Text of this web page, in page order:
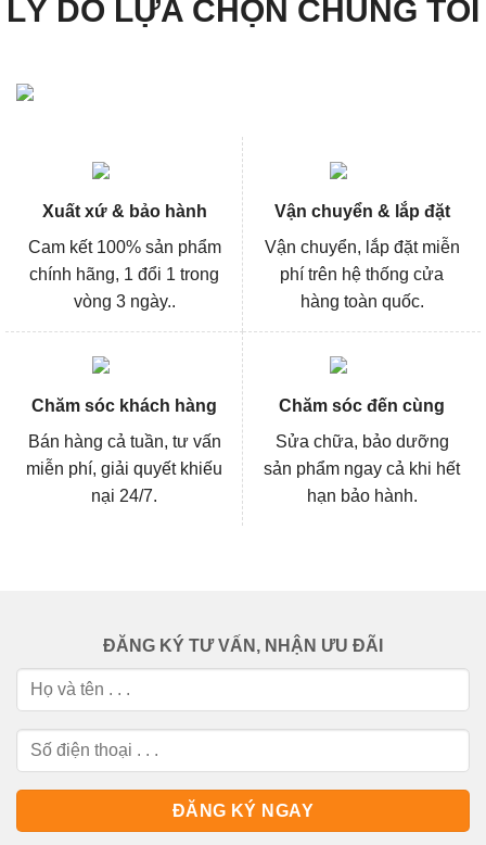
LÝ DO LỰA CHỌN CHÚNG TÔI
Xuất xứ & bảo hành
Cam kết 100% sản phẩm
chính hãng, 1 đổi 1 trong
vòng 3 ngày..
Vận chuyển & lắp đặt
Vận chuyển, lắp đặt miễn
phí trên hệ thống cửa
hàng toàn quốc.
Chăm sóc khách hàng
Bán hàng cả tuần, tư vấn
miễn phí, giải quyết khiếu
nại 24/7.
Chăm sóc đến cùng
Sửa chữa, bảo dưỡng
sản phẩm ngay cả khi hết
hạn bảo hành.
ĐĂNG KÝ TƯ VẤN, NHẬN ƯU ĐÃI